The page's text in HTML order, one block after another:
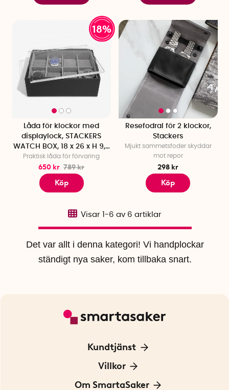
18%
Låda för klockor med
displaylock, STACKERS
WATCH BOX, 18 x 26 x H 9,5
cm Svart
Praktisk låda för förvaring
650 kr 789 kr
Köp
Resefodral för 2 klockor,
Stackers
Mjukt sammetsfoder skyddar
mot repor
298 kr
Köp
Det var allt i denna kategori! Vi handplockar
ständigt nya saker, kom tillbaka snart.
Visar 1-6 av 6 artiklar
Kundtjänst
Kontakta oss
För Företag
Villkor
Frakt och leverans
Om SmartaSaker